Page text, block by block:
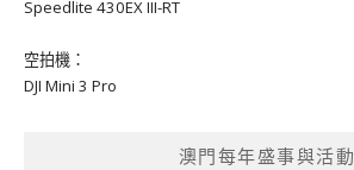
Speedlite 430EX III-RT
空拍機：
DJI Mini 3 Pro
澳門每年盛事與活動